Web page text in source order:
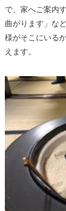
で、家へご案内
曲がります」な
様がそこにいる
えます。